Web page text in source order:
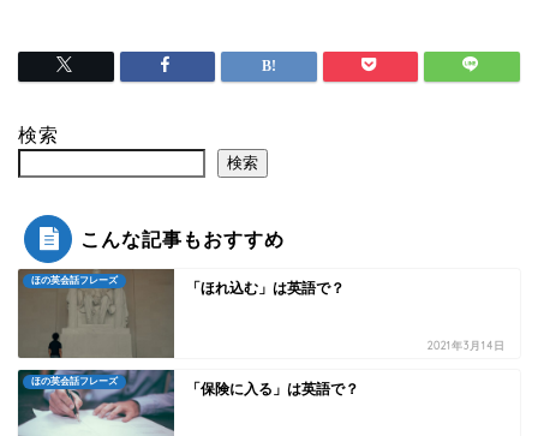
検索
検索
こんな記事もおすすめ
ほの英会話フレーズ 「ほれ込む」は英語で？
2021年3月14日
ほの英会話フレーズ 「保険に入る」は英語で？